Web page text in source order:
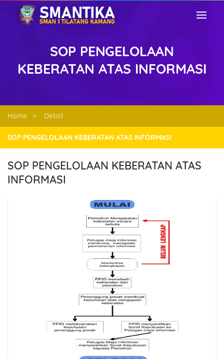
SOP PENGELOLAAN
KEBERATAN ATAS INFORMASI
Home » Detail
SOP PENGELOLAAN KEBERATAN ATAS INFORMASI
SOP PENGELOLAAN KEBERATAN ATAS
INFORMASI